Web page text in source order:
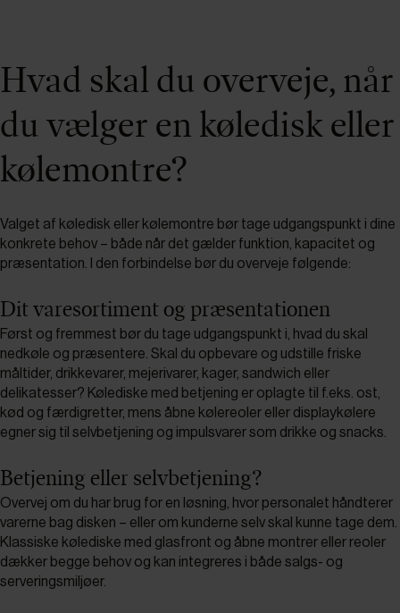
Hvad skal du overveje, når
du vælger en køledisk eller
kølemontre?
Valget af køledisk eller kølemontre bør tage udgangspunkt i dine
konkrete behov – både når det gælder funktion, kapacitet og
præsentation. I den forbindelse bør du overveje følgende:
Dit varesortiment og præsentationen
Først og fremmest bør du tage udgangspunkt i, hvad du skal
nedkøle og præsentere. Skal du opbevare og udstille friske
måltider, drikkevarer, mejerivarer, kager, sandwich eller
delikatesser? Kølediske med betjening er oplagte til f.eks. ost,
kød og færdigretter, mens åbne kølereoler eller displaykølere
egner sig til selvbetjening og impulsvarer som drikke og snacks.
Betjening eller selvbetjening?
Overvej om du har brug for en løsning, hvor personalet håndterer
varerne bag disken – eller om kunderne selv skal kunne tage dem.
Klassiske kølediske med glasfront og åbne montrer eller reoler
dækker begge behov og kan integreres i både salgs- og
serveringsmiljøer.